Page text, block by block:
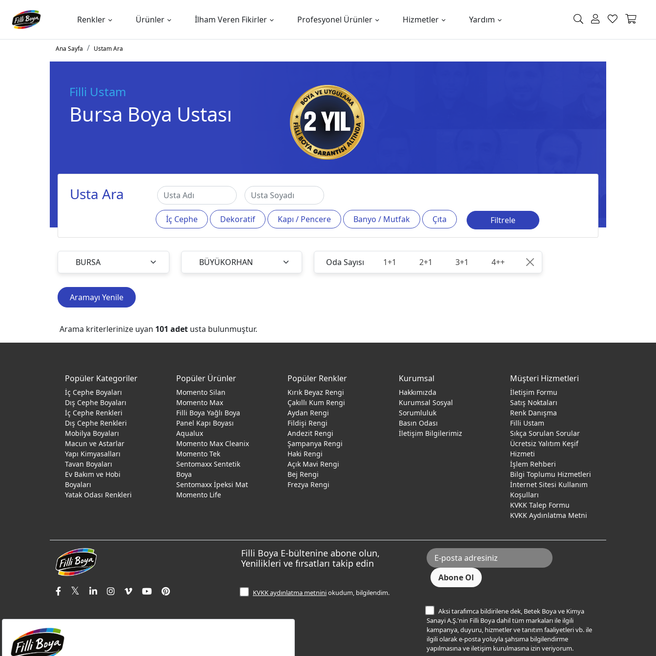
Renkler Ürünler İlham Veren Fikirler Profesyonel Ürünler Hizmetler Yardım
Ana Sayfa Ustam Ara
Filli Ustam
Bursa Boya Ustası
Usta Ara
İç Cephe Dekoratif Kapı / Pencere Banyo / Mutfak Çıta Filtrele
Oda Sayısı 1+1 2+1 3+1 4++
Aramayı Yenile
Arama kriterlerinize uyan 101 adet usta bulunmuştur.
Popüler Kategoriler
İç Cephe Boyaları
Dış Cephe Boyaları
İç Cephe Renkleri
Dış Cephe Renkleri
Mobilya Boyaları
Macun ve Astarlar
Yapı Kimyasalları
Tavan Boyaları
Ev Bakım ve Hobi
Boyaları
Yatak Odası Renkleri
Popüler Ürünler
Momento Silan
Momento Max
Filli Boya Yağlı Boya
Panel Kapı Boyası
Aqualux
Momento Max Cleanix
Momento Tek
Sentomaxx Sentetik
Boya
Sentomaxx İpeksi Mat
Momento Life
Popüler Renkler
Kırık Beyaz Rengi
Çakıllı Kum Rengi
Aydan Rengi
Fildişi Rengi
Andezit Rengi
Şampanya Rengi
Haki Rengi
Açık Mavi Rengi
Bej Rengi
Frezya Rengi
Kurumsal
Hakkımızda
Kurumsal Sosyal
Sorumluluk
Basın Odası
İletişim Bilgilerimiz
Müşteri Hizmetleri
İletişim Formu
Satış Noktaları
Renk Danışma
Filli Ustam
Sıkça Sorulan Sorular
Ücretsiz Yalıtım Keşif
Hizmeti
İşlem Rehberi
Bilgi Toplumu Hizmetleri
İnternet Sitesi Kullanım
Koşulları
KVKK Talep Formu
KVKK Aydınlatma Metni
Filli Boya E-bültenine abone olun,
Yenilikleri ve fırsatları takip edin
KVKK aydınlatma metniniokudum, bilgilendim.
Aksi tarafımca bildirilene dek, Betek Boya ve Kimya
Sanayi A.Ş.'nin Filli Boya dahil tüm markaları ile ilgili
kampanya, duyuru, hizmetler ve tanıtım faaliyetleri vb. ile
ilgili olarak e-posta yoluyla şahsıma bilgilendirme
yapılmasına ve iletişim kurulmasına izin veriyorum.